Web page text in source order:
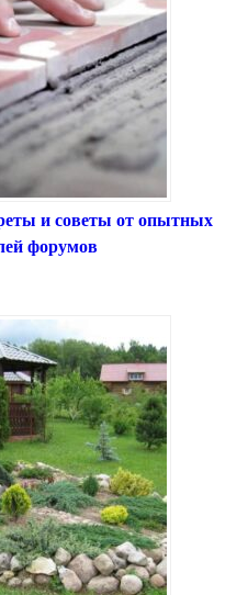
и советы от опытных
форумов